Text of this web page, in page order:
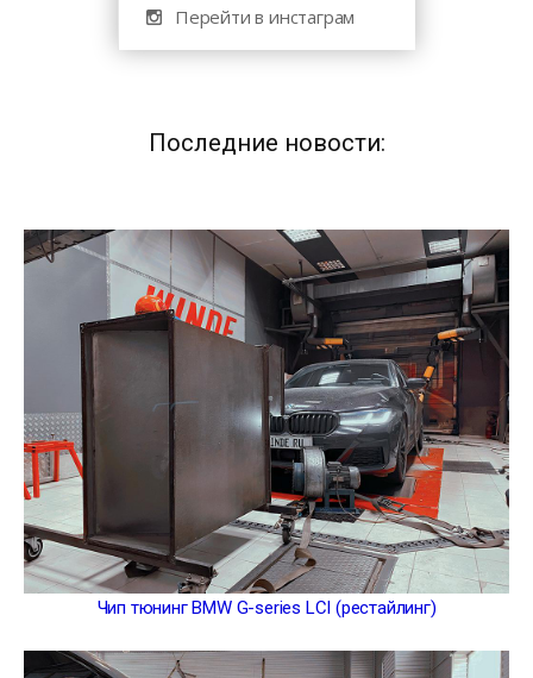
Перейти в инстаграм
Последние новости:
Чип тюнинг BMW G-series LCI (рестайлинг)